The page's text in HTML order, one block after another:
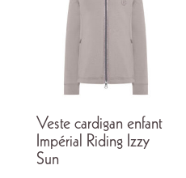
Veste cardigan enfant
Impérial Riding Izzy
Sun